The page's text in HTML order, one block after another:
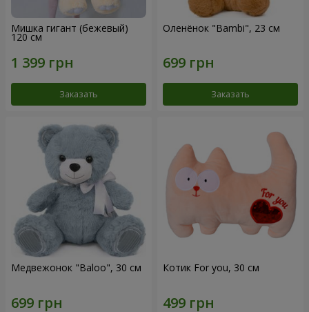
Мишка гигант (бежевый)
120 см
Заказать
Оленёнок "Bambi", 23 см
Заказать
Медвежонок "Baloo", 30 см Котик For you, 30 см